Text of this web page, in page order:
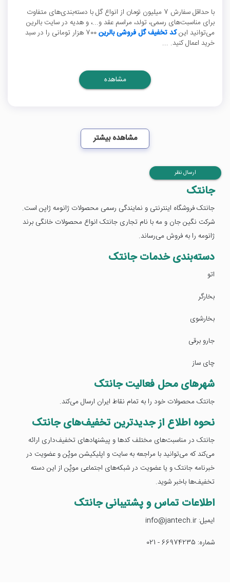
با حداقل سفارش 7 میلیون تومان از انواع گل با دسته‌بندی‌های متفاوت
برای مناسبت‌های رسمی، تولد، مراسم عقد و...، و هدیه در سایت بالرین
می‌توانید اینکد تخفیف گل فروشی بالرین
700 هزار تومانی را در سبد
خرید اعمال کنید. ...
مشاهده
مشاهده بیشتر
ارسال نظر
جانتک
جانتک فروشگاه اینترنتی و نمایندگی رسمی محصولات ژانومه ژاپن است.
شرکت نگین جان و مه با نام تجاری جانتک انواع محصولات خانگی برند
ژانومه را به فروش می‌رساند.
دسته‌بندی خدمات جانتک
اتو
بخارگر
بخارشوی
جارو برقی
چای ساز
شهرهای محل فعالیت جانتک
جانتک محصولات خود را به تمام نقاط ایران ارسال می‌کند.
نحوه اطلاع از جدیدترین تخفیف‌های جانتک
جانتک در مناسبت‌های مختلف کدها و پیشنهادهای تخفیف‌داری ارائه
می‌کند که می‌توانید با مراجعه به سایت و اپلیکیشن موپُن و عضویت در
خبرنامه جانتک و یا عضویت در شبکه‌های اجتماعی موپُن از این دسته
تخفیف‌ها باخبر شوید.
اطلاعات تماس و پشتیبانی جانتک
ایمیل: info@jantech.ir
شماره: 66974235 - 021